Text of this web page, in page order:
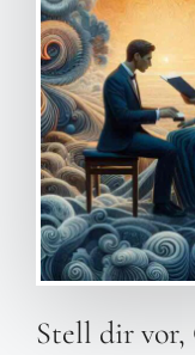
Stell dir vor,